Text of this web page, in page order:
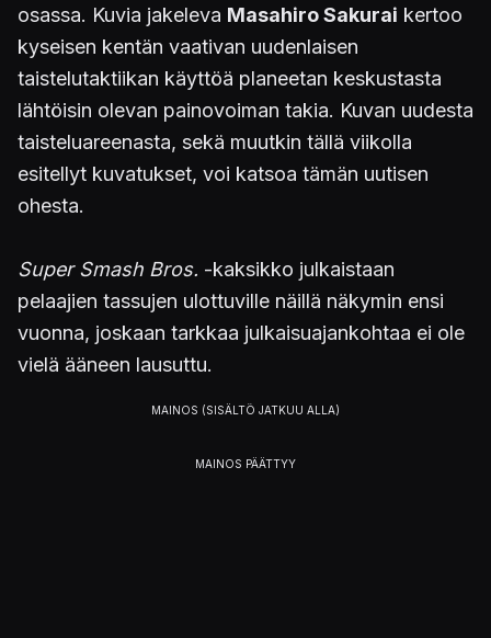
osassa. Kuvia jakeleva Masahiro Sakurai kertoo
kyseisen kentän vaativan uudenlaisen
taistelutaktiikan käyttöä planeetan keskustasta
lähtöisin olevan painovoiman takia. Kuvan uudesta
taisteluareenasta, sekä muutkin tällä viikolla
esitellyt kuvatukset, voi katsoa tämän uutisen
ohesta.
Super Smash Bros. -kaksikko julkaistaan
pelaajien tassujen ulottuville näillä näkymin ensi
vuonna, joskaan tarkkaa julkaisuajankohtaa ei ole
vielä ääneen lausuttu.